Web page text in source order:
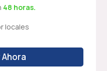
48 horas.
locales